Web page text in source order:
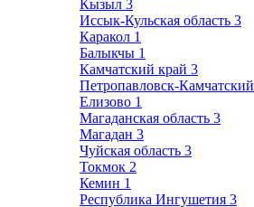
Кызыл 3
Иссык-Кульская область 3
Каракол 1
Балыкчы 1
Камчатский край 3
Петропавловск-Камчатский
Елизово 1
Магаданская область 3
Магадан 3
Чуйская область 3
Токмок 2
Кемин 1
Республика Ингушетия 3